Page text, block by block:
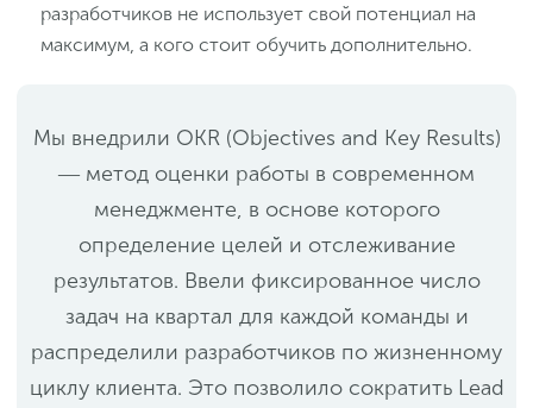
разработчиков не использует свой потенциал на
максимум, а кого стоит обучить дополнительно.
Мы внедрили OKR (Objectives and Key Results)
― метод оценки работы в современном
менеджменте, в основе которого
определение целей и отслеживание
результатов. Ввели фиксированное число
задач на квартал для каждой команды и
распределили разработчиков по жизненному
циклу клиента. Это позволило сократить Lead